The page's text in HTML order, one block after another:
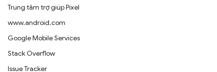
Trung tâm trợ giúp Pixel
www.android.com
Google Mobile Services
Stack Overflow
Issue Tracker